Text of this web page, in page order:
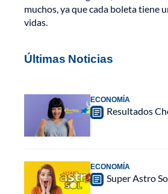
muchos, ya que cada boleta tiene
vidas.
Últimas Noticias
ECONOMÍA
Resultados
ECONOMÍA
Super Astro